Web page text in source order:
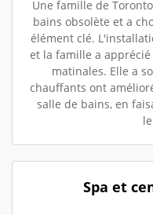
Une famille de
bains obsolète et a
élément clé.
et la famille a
matinales. Elle a
chauffants ont
salle de bains, en
Spa et